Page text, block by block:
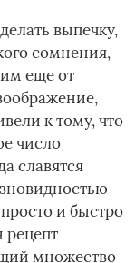
выпечку,
сомнения,
еще от
к тому, что
число
славятся
и быстро
рецепт
множество